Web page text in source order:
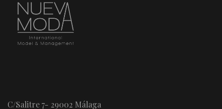
C/Salitre 7- 29002 Málaga